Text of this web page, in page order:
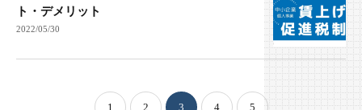
ト・デメリット
2022/05/30
1 2 3 4 5